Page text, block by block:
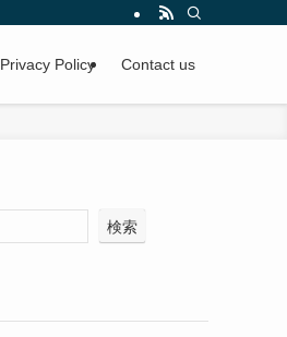
Privacy Policy Contact us
検索